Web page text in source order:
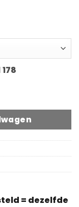
178
= dezelfde